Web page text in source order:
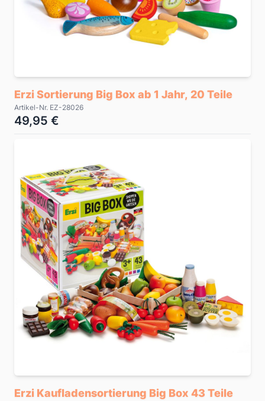
Erzi Sortierung Big Box ab 1 Jahr, 20 Teile
Artikel-Nr. EZ-28026
49,95 €
Erzi Kaufladensortierung Big Box 43 Teile